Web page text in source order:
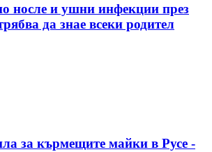
носле и ушни инфекции през
да знае всеки родител
за кърмещите майки в Русе -